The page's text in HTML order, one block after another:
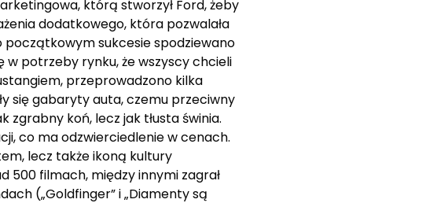
którą stworzył Ford, żeby
dodatkowego, która pozwalała
początkowym sukcesie spodziewano
w potrzeby rynku, że wszyscy chcieli
przeprowadzono kilka
się gabaryty auta, czemu przeciwny
zgrabny koń, lecz jak tłusta świnia.
co ma odzwierciedlenie w cenach.
lecz także ikoną kultury
500 filmach, między innymi zagrał
(„Goldfinger” i „Diamenty są